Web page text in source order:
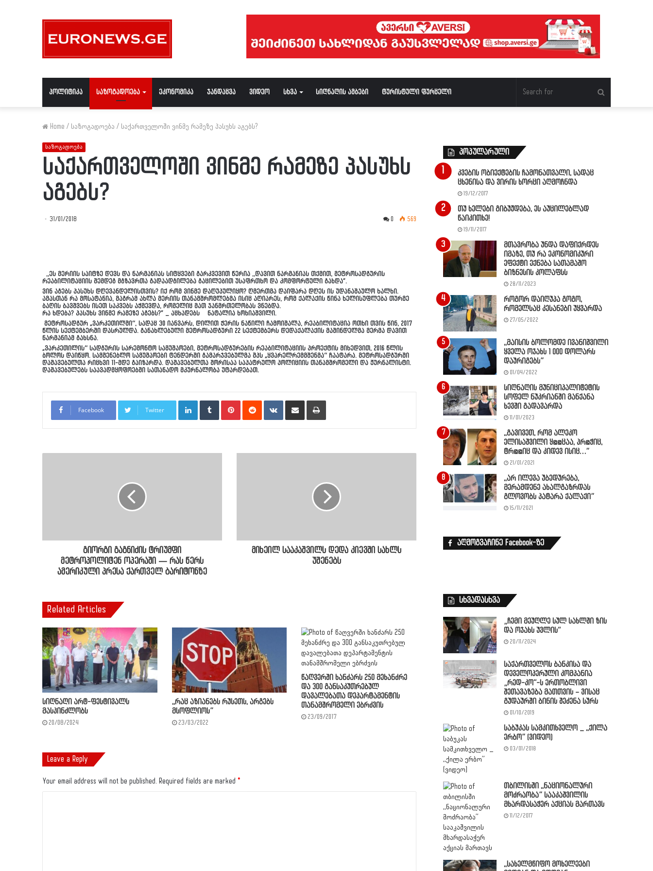
პოლიტიკა საზოგადოება ეკონომიკა ჯანდაცვა ვიდეო სხვა სიღნაღის ამბები ტურისტული ფურცელი
Home / საზოგადოება / საქართველოში ვინმე რამეზე პასუხს აგებს?
საზოგადოება
საქართველოში ვინმე რამეზე პასუხს
აგებს?
31/01/2018 0 569
,,ეს მერიის საიტზე დევს და ნარმანიას სიტყვები გარკვევით წერია ,,დავით ნარმანიას თქმით, მეტროსადგურის
რეაბილიტაციის შემდეგ მგზავრთა გადაადგილება გაცილებით უსაფრთხო და კომფორტული გახდა”.
ვინ აგებს პასუხს დღევანდელისთვის? იქ რომ ვინმე დაღუპულიყო? ღმერთმა დაიფარა დღეს ის უდანაშაულო ხალხი.
ამასთან რა მოსატანია, მაგრამ ახლა მერიის თანამშრომლებმა ისიც აღიარეს, რომ ქალაქის წინა ხელისუფლება თურმე
ბაღის ბავშვებს ისეთ საკვებს აჭმევდა, რომელიც მათ ჯანმრთელობას ვნებდა.
რა ხდება? პასუხს ვინმე რამეზე აგებს?” _ აცხადებს ნატალია ხოხიაშვილი.
მეტროსადგურ „ვარკეთილში“, სადაც 30 იანვარს, დილით ჭერის ნაწილი ჩამოიშალა, რეაბილიტაცია ოთხი თვის წინ, 2017
წლის სექტემბერში დასრულდა. განახლებული მეტროსადგური 22 სექტემბერს დედაქალაქის მაშინდელმა მერმა დავით
ნარმანიამ გახსნა.
„ვარკეთილის“ სადგურის სარემონტო სამუშაოები, მეტროსადგურების რეაბილიტაციის პროექტის მიხედვით, 2016 წლის
ბოლოს დაიწყო. სამშენებლო სამუშაოები ტენდერში გამარჯვებულმა შპს „ყვარელრემმშენმა“ ჩაატარა. მეტროსადგურში
დაშავებულთა რიცხვი 11-მდე გაიზარდა. დაშავებულთა შორისაა საპატრულო პოლიციის თანამშრომელი და ჟურნალისტი.
დაშავებულებს საავადმყოფოებში სათანადო მკურნალობა უტარდებათ.
Facebook Twitter
LinkedInTumblr PinterestReddit VKontakteShare via Email Print
გიორგი გაგნიძის ტრიუმფი
მეტროპოლიტენ ოპერაში ― რას წერს
ამერიკული პრესა ქართველ ბარიტონზე
მიხეილ სააკაშვილს დედა კიევში სახლს
უშენებს
Related Articles
სიღნაღი არტ-ფესტივალს
მასპინძლობს
20/08/2024
,,რაც აზიანებს რუსეთს, არგებს
მსოფლიოს”
23/03/2022
წაღვერში ხანძარს 250 მეხანძრე
და 300 განსაკუთრებულ
დავალებათა დეპარტამენტის
თანამშრომელი ებრძვის
23/09/2017
Leave a Reply
Your email address will not be published. Required fields are marked *
პოპულარული
კვების ობიექტების ჩამონათვალი, სადაც
ცხენისა და ვირის ხორცი აღმოჩნდა
19/12/2017
თუ ხელები გიბუჟდება, ეს აუცილებლად
წაიკითხე!
19/11/2017
მთავრობა უნდა დაფიქრდეს
იმაზე, თუ რა ეკონომიკური
ეფექტი ექნება სათამაშო
ბიზნესის კოლაფსს
28/11/2023
როგორ დაიღუპა გოგო,
რომელსაც კესანები უყვარდა
27/05/2022
,,მაისის ბოლომდე ივანიშვილი
ყველა ოჯახს 1 000 დოლარს
დაურიგებს”
01/04/2022
სიღნაღის მუნიციპალიტეტის
სოფელ ნუკრიანში მანქანა
ხევში გადავარდა
11/01/2023
,,გავივეთ, რომ ალეკო
ელისაშვილი ყ@@ცაა, პრ@ჭიც,
ტრ@@იც და კიდევ ისიც…”
21/01/2021
,,არ ილევა უბედურება,
მერამდენე ახალგაზრდას
გლოვობს პატარა ქალაქი”
15/11/2021
აღმოგვაჩინე Facebook-ზე
სხვადასხვა
„ჩემი მეუღლე სულ სახ­ლში ზის
და ოჯახს უვ­ლის“
20/11/2024
საქართველოს ბანკისა და
დეველოპერული კომპანია
„რედ-კო“-ს ერთობლივი
შეთავაზება მათთვის – ვისაც
გუდაურში ბინის შეძენა სურს
01/10/2019
საბუკას სამკითხველო _ ,,ქილა
ერბო” (ვიდეო)
03/01/2018
თბილისში ,,ნაციონალური
მოძრაობა” სააკაშვილის
მხარდასაჭერ აქციას მართავს
11/12/2017
,,სახელმწიფო მოხელეები